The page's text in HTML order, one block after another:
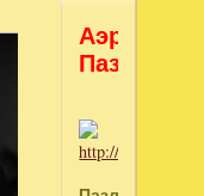
Аэро-
Пазлы